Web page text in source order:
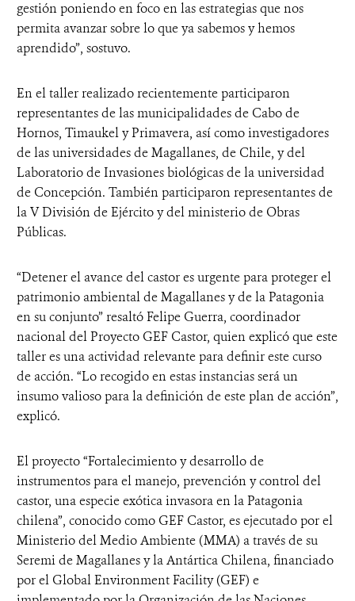
gestión poniendo en foco en las estrategias que nos
permita avanzar sobre lo que ya sabemos y hemos
aprendido”, sostuvo.
En el taller realizado recientemente participaron
representantes de las municipalidades de Cabo de
Hornos, Timaukel y Primavera, así como investigadores
de las universidades de Magallanes, de Chile, y del
Laboratorio de Invasiones biológicas de la universidad
de Concepción. También participaron representantes de
la V División de Ejército y del ministerio de Obras
Públicas.
“Detener el avance del castor es urgente para proteger el
patrimonio ambiental de Magallanes y de la Patagonia
en su conjunto” resaltó Felipe Guerra, coordinador
nacional del Proyecto GEF Castor, quien explicó que este
taller es una actividad relevante para definir este curso
de acción. “Lo recogido en estas instancias será un
insumo valioso para la definición de este plan de acción”,
explicó.
El proyecto “Fortalecimiento y desarrollo de
instrumentos para el manejo, prevención y control del
castor, una especie exótica invasora en la Patagonia
chilena”, conocido como GEF Castor, es ejecutado por el
Ministerio del Medio Ambiente (MMA) a través de su
Seremi de Magallanes y la Antártica Chilena, financiado
por el Global Environment Facility (GEF) e